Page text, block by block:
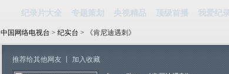
纪录片大全 专题策划 央视精品 顶级首播 我爱纪
中国网络电视台 > 纪实台 > 《肯尼迪遇刺》
推荐给其他网友 加入收藏